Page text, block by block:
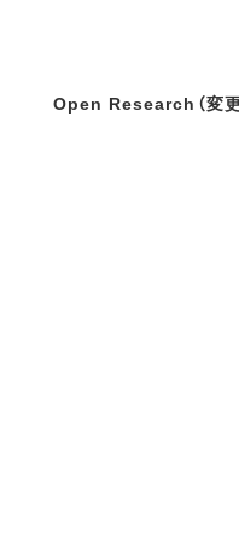
Open Research（変更